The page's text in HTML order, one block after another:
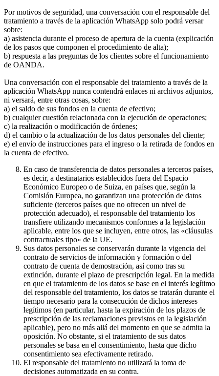
Por motivos de seguridad, una conversación con el responsable del
tratamiento a través de la aplicación WhatsApp solo podrá versar
sobre:
a) asistencia durante el proceso de apertura de la cuenta (explicación
de los pasos que componen el procedimiento de alta);
b) respuesta a las preguntas de los clientes sobre el funcionamiento
de OANDA.
Una conversación con el responsable del tratamiento a través de la
aplicación WhatsApp nunca contendrá enlaces ni archivos adjuntos,
ni versará, entre otras cosas, sobre:
a) el saldo de sus fondos en la cuenta de efectivo;
b) cualquier cuestión relacionada con la ejecución de operaciones;
c) la realización o modificación de órdenes;
d) el cambio o la actualización de los datos personales del cliente;
e) el envío de instrucciones para el ingreso o la retirada de fondos en
la cuenta de efectivo.
En caso de transferencia de datos personales a terceros países,
es decir, a destinatarios establecidos fuera del Espacio
Económico Europeo o de Suiza, en países que, según la
Comisión Europea, no garantizan una protección de datos
suficiente (terceros países que no ofrecen un nivel de
protección adecuado), el responsable del tratamiento los
transfiere utilizando mecanismos conformes a la legislación
aplicable, entre los que se incluyen, entre otros, las «cláusulas
contractuales tipo» de la UE.
Sus datos personales se conservarán durante la vigencia del
contrato de servicios de información y formación o del
contrato de cuenta de demostración, así como tras su
extinción, durante el plazo de prescripción legal. En la medida
en que el tratamiento de los datos se base en el interés legítimo
del responsable del tratamiento, los datos se tratarán durante el
tiempo necesario para la consecución de dichos intereses
legítimos (en particular, hasta la expiración de los plazos de
prescripción de las reclamaciones previstos en la legislación
aplicable), pero no más allá del momento en que se admita la
oposición. No obstante, si el tratamiento de sus datos
personales se basa en el consentimiento, hasta que dicho
consentimiento sea efectivamente retirado.
El responsable del tratamiento no utilizará la toma de
decisiones automatizada en su contra.